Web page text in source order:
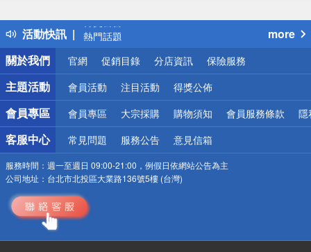
活動快訊
得獎公告
熱門話題
銀行優惠
偏遠地區配送
詐騙網頁！請小心！
more
關於我們
官網 促銷目錄 分店資訊 保險服務
主題活動 會員活動 注目活動 得獎公佈
會員專區 會員專區 大宗採購 購物須知 會員服務條款 隱
客服中心 常見問題 服務公告 意見信箱
服務時間： 週一至週日 09:00-21:00，例假日依網站公告為主
公司地址： 台北市北投區大業路136號5樓 (台灣)